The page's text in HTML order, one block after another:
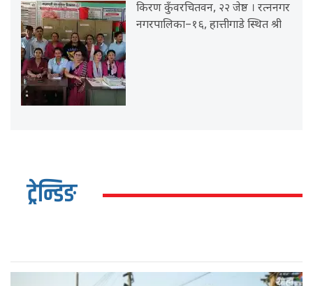
किरण कुँवरचितवन, २२ जेष्ठ । रत्ननगर
नगरपालिका–१६, हात्तीगाडे स्थित श्री
ट्रेन्डिङ